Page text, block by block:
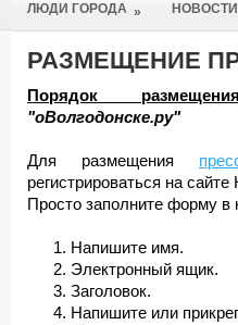
ЛЮДИ ГОРОДА » НОВОСТИ
РАЗМЕЩЕНИЕ
Порядок размещения
"оВолгодонске.ру"
Для размещения
регистрироваться на
Просто заполните форму в
Напишите имя.
Электронный ящик.
Заголовок.
Напишите или